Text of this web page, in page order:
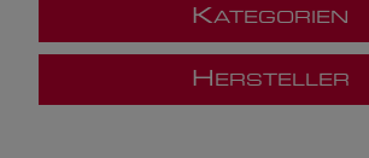
KATEGORIEN
H ERSTELLER